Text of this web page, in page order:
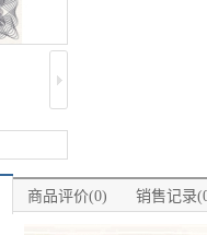
商品评价(0) 销售记录